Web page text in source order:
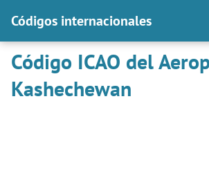
Códigos internacionales
Código ICAO del
Kashechewan